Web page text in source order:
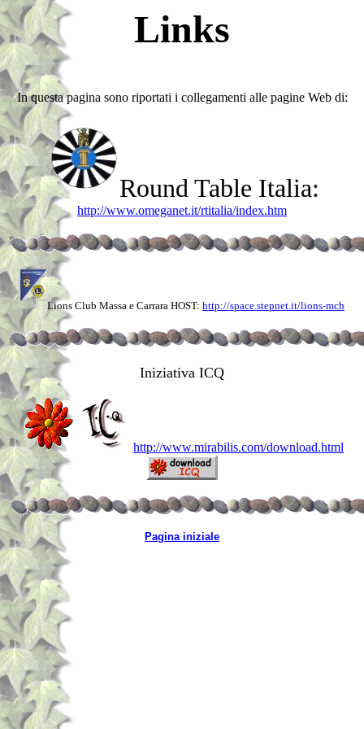
Links
In questa pagina sono riportati i collegamenti alle pagine Web di:
Round Table Italia:
http://www.omeganet.it/rtitalia/index.htm
Lions Club Massa e Carrara HOST: http://space.stepnet.it/lions-mch
Iniziativa ICQ
http://www.mirabilis.com/download.html
Pagina iniziale